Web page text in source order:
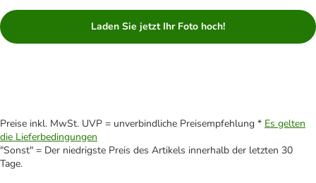
Laden Sie jetzt Ihr Foto hoch!
Preise inkl. MwSt. UVP = unverbindliche Preisempfehlung * Es gelten
die Lieferbedingungen
"Sonst" = Der niedrigste Preis des Artikels innerhalb der letzten 30
Tage.